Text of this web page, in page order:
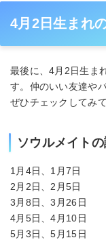
4月2日生まれ
最後に、4月2日生ま
す。仲のいい友達や
ぜひチェックしてみ
ソウルメイトの
1月4日、1月7日
2月2日、2月5日
3月8日、3月26日
4月5日、4月10日
5月3日、5月15日